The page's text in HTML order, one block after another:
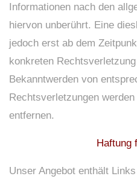
Informationen nach den
hiervon unberührt. Eine
jedoch erst ab dem
konkreten
Bekanntwerden von
Rechtsverletzungen
entfernen.
Haftung
Unser Angebot enthält